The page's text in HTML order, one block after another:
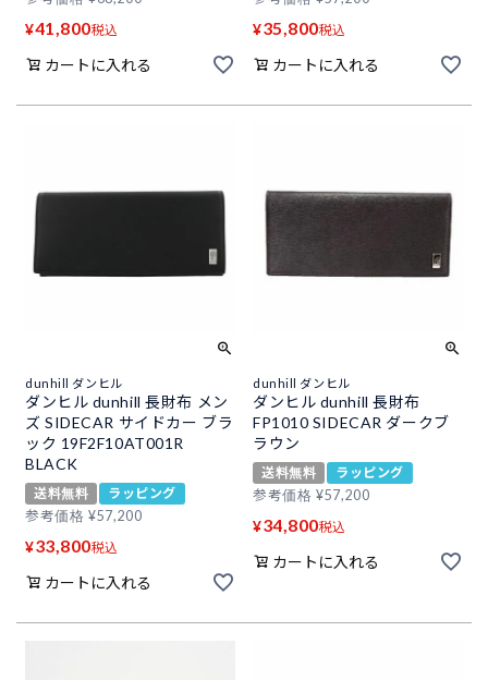
¥41,800税込
カートに入れる
¥35,800税込
カートに入れる
dunhill ダンヒル
ダンヒル dunhill 長財布 メン
ズ SIDECAR サイドカー ブラ
ック 19F2F10AT001R
BLACK
送料無料
ラッピング
参考価格 ¥57,200
¥33,800税込
カートに入れる
dunhill ダンヒル
ダンヒル dunhill 長財布
FP1010 SIDECAR ダークブ
ラウン
送料無料
ラッピング
参考価格 ¥57,200
¥34,800税込
カートに入れる